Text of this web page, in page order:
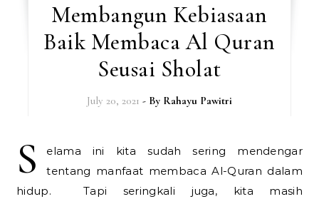
Membangun Kebiasaan
Baik Membaca Al Quran
Seusai Sholat
July 20, 2021 - By Rahayu Pawitri
S
elama ini kita sudah sering mendengar
tentang manfaat membaca Al-Quran dalam
hidup. Tapi seringkali juga, kita masih